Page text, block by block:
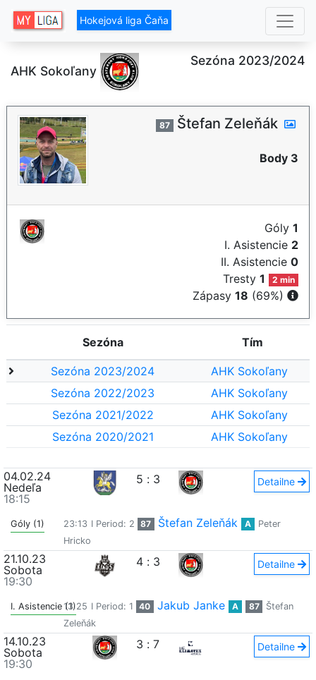
Hokejová liga Čaňa
AHK Sokoľany
Sezóna 2023/2024
87 Štefan Zeleňák
Body 3
Góly 1
I. Asistencie 2
II. Asistencie 0
Tresty1 2 min
Zápasy 18 (69%)
Sezóna Tím
Sezóna 2023/2024
AHK Sokoľany
Sezóna 2022/2023
AHK Sokoľany
Sezóna 2021/2022
AHK Sokoľany
Sezóna 2020/2021
AHK Sokoľany
04.02.24
Nedeľa
18:15
5 : 3 Detailne
Góly (1) 23:13 I Period: 2 87 Štefan Zeleňák A
Peter
Hricko
21.10.23
Sobota
19:30
4 : 3 Detailne
I. Asistencie (1)13:25 I Period: 1 40 Jakub Janke A 87
Štefan
Zeleňák
14.10.23
Sobota
19:30
3 : 7 Detailne